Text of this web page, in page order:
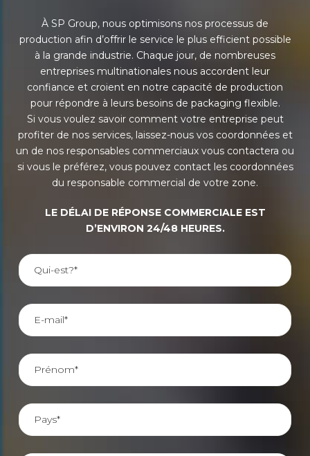
À SP Group, nous optimisons nos processus de
production afin d’offrir le service le plus efficient possible
à la grande industrie. Chaque jour, de nombreuses
entreprises multinationales nous accordent leur
confiance et croient en notre capacité de production
pour répondre à leurs besoins de packaging flexible.
Si vous voulez savoir comment votre entreprise peut
profiter de nos services, laissez-nous vos coordonnées et
un de nos responsables commerciaux vous contactera ou
si vous le préférez, vous pouvez contact les coordonnées
du responsable commercial de votre zone.
LE DÉLAI DE RÉPONSE COMMERCIALE EST
D’ENVIRON 24/48 HEURES.